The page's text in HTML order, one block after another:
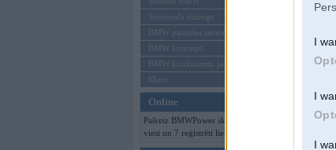
I
I
I
Sērijveida tūnings
BMW pasaules jaunumi
BMW koncepti
BMW konkurentu jaunumi
Moto
Online
Pašreiz BMWPower skatās 120
viesi un 7 reģistrēti lietotāji.